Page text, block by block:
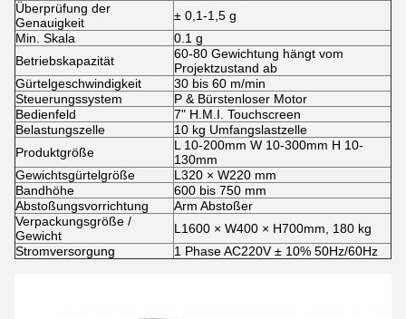
Überprüfung der
Genauigkeit
± 0,1-1,5 g
Min. Skala
0.1 g
Betriebskapazität
60-80 Gewichtung hängt vom
Projektzustand ab
Gürtelgeschwindigkeit
30 bis 60 m/min
Steuerungssystem
P & Bürstenloser Motor
Bedienfeld
7" H.M.I. Touchscreen
Belastungszelle
10 kg Umfangslastzelle
Produktgröße
L 10-200mm W 10-300mm H 10-
130mm
Gewichtsgürtelgröße
L320 × W220 mm
Bandhöhe
600 bis 750 mm
Abstoßungsvorrichtung
Arm Abstoßer
Verpackungsgröße /
Gewicht
L1600 × W400 × H700mm, 180 kg
Stromversorgung
1 Phase AC220V ± 10% 50Hz/60Hz